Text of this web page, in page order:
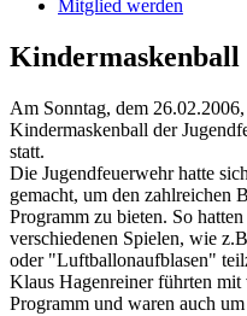
Mitglied werden
Kindermaskenball
Am Sonntag, dem
Kindermaskenball der
statt.
Die Jugendfeuerwehr hatte
gemacht, um den zahlreichen
Programm zu bieten. So
verschiedenen Spielen, wie
oder "Luftballonaufblasen"
Klaus Hagenreiner führten
Programm und waren auch